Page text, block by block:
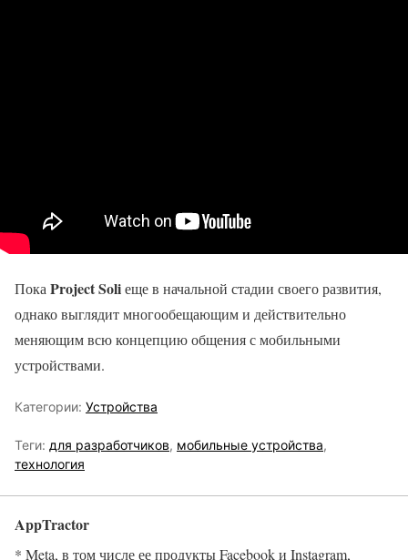
Пока Project Soliеще в начальной стадии своего развития,
однако выглядит многообещающим и действительно
меняющим всю концепцию общения с мобильными
устройствами.
Категории: Устройства
Теги: для разработчиков, мобильные устройства,
технология
AppTractor
* Meta, в том числе ее продукты Facebook и Instagram,